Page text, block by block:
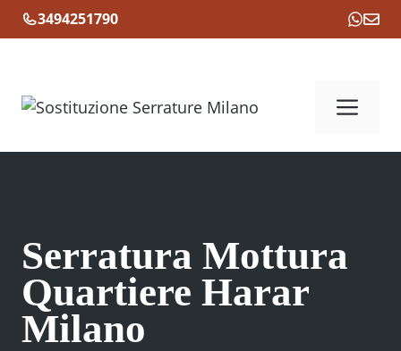
al
3494251790
Serratura Mottura
Quartiere Harar
Milano